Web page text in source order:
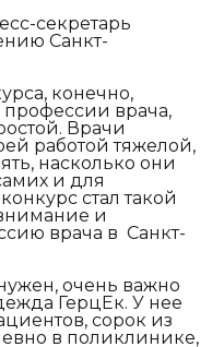
секретарь
Санкт-
конечно,
врача,
Врачи
работой тяжелой,
насколько они
и для
стал такой
и
врача в Санкт-
очень важно
ГерцЕк. У нее
сорок из
в поликлинике,